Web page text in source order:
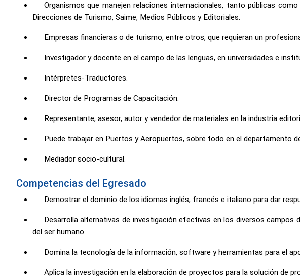
Organismos que manejen relaciones internacionales, tanto públicas
Direcciones de Turismo, Saime, Medios Públicos y Editoriales.
Empresas financieras o de turismo, entre otros, que requieran un
Investigador y docente en el campo de las lenguas, en universidades e
Intérpretes-Traductores.
Director de Programas de Capacitación.
Representante, asesor, autor y vendedor de materiales en la industria
Puede trabajar en Puertos y Aeropuertos, sobre todo en el departamento
Mediador socio-cultural.
Competencias del Egresado
Demostrar el dominio de los idiomas inglés, francés e italiano para dar
Desarrolla alternativas de investigación efectivas en los diversos campos
del ser humano.
Domina la tecnología de la información, software y herramientas para el
Aplica la investigación en la elaboración de proyectos para la solución de